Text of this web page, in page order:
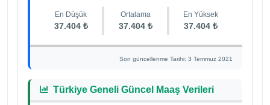
En Düşük
37.404 ₺
Ortalama
37.404 ₺
En Yüksek
37.404 ₺
Son güncellenme Tarihi: 3 Temmuz 2021
Türkiye Geneli Güncel Maaş Verileri